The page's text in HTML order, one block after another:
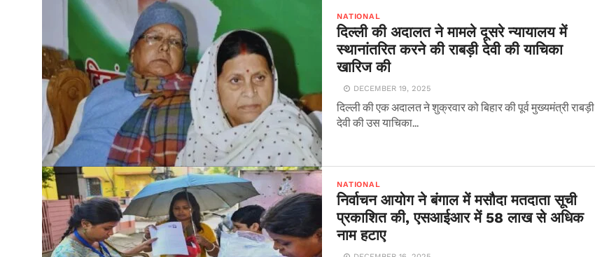
NATIONAL
दिल्ली की अदालत ने मामले दूसरे न्यायालय में
स्थानांतरित करने की राबड़ी देवी की याचिका
खारिज की
DECEMBER 19, 2025
दिल्ली की एक अदालत ने शुक्रवार को बिहार की पूर्व मुख्यमंत्री राबड़ी
देवी की उस याचिका...
NATIONAL
निर्वाचन आयोग ने बंगाल में मसौदा मतदाता सूची
प्रकाशित की, एसआईआर में 58 लाख से अधिक
नाम हटाए